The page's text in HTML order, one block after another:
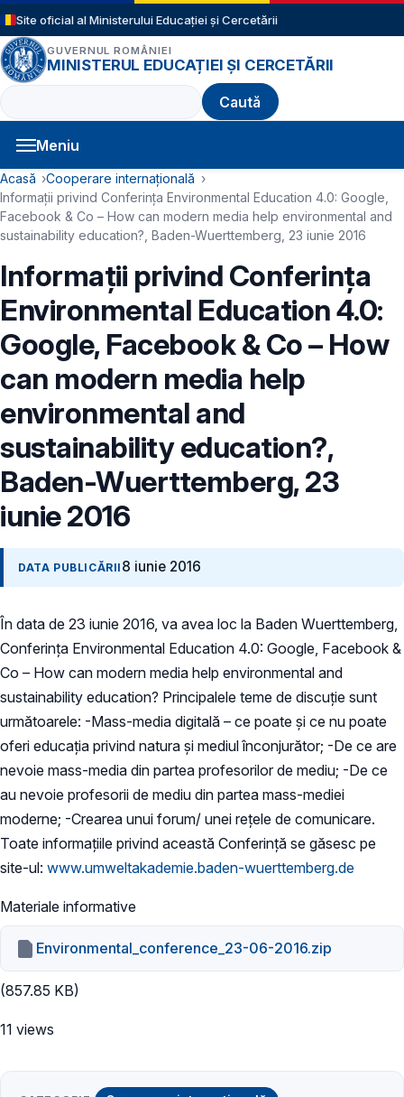
Sari la conținutul principal
Site oficial al Ministerului Educației și Cercetării
GUVERNUL ROMÂNIEI
MINISTERUL EDUCAȚIEI ȘI CERCETĂRII
Caută
Meniu
Navigație principală
Cale de navigare
Acasă
Cooperare internațională
Informații privind Conferința Environmental Education 4.0: Google,
Facebook & Co – How can modern media help environmental and
sustainability education?, Baden-Wuerttemberg, 23 iunie 2016
Informații privind Conferința
Environmental Education 4.0:
Google, Facebook & Co – How
can modern media help
environmental and
sustainability education?,
Baden-Wuerttemberg, 23
iunie 2016
DATA PUBLICĂRII 8 iunie 2016
În data de 23 iunie 2016, va avea loc la Baden Wuerttemberg,
Conferința Environmental Education 4.0: Google, Facebook &
Co – How can modern media help environmental and
sustainability education? Principalele teme de discuție sunt
următoarele: -Mass-media digitală – ce poate și ce nu poate
oferi educația privind natura și mediul înconjurător; -De ce are
nevoie mass-media din partea profesorilor de mediu; -De ce
au nevoie profesorii de mediu din partea mass-mediei
moderne; -Crearea unui forum/ unei rețele de comunicare.
Toate informațiile privind această Conferință se găsesc pe
site-ul: www.umweltakademie.baden-wuerttemberg.de
Materiale informative
Environmental_conference_23-06-2016.zip
(857.85 KB)
11 views